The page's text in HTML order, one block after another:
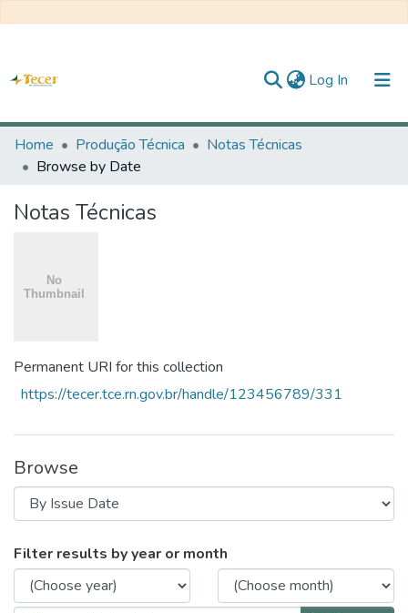
Log In (current)
Home
All of DSpace
Statistics
Home Produção Técnica
Notas Técnicas
Browse by Date
Notas Técnicas
Permanent URI for this collection
https://tecer.tce.rn.gov.br/handle/123456789/331
Browse
Browsing Notas Técnicas by Issue Date
Filter results by year or month